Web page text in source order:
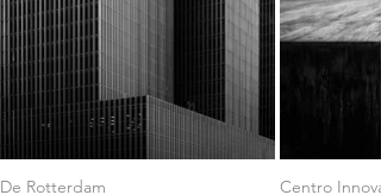
De Rotterdam Centro